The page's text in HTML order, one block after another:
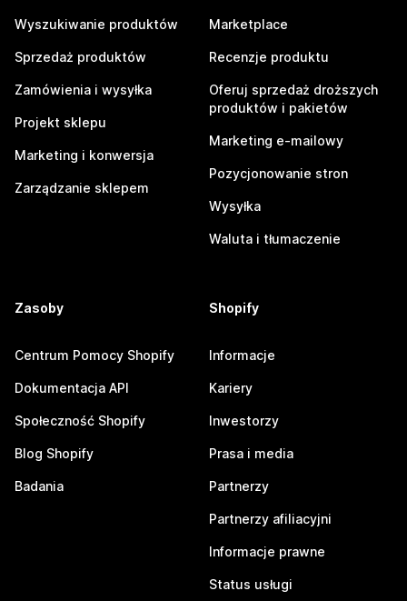
Wyszukiwanie produktów
Sprzedaż produktów
Zamówienia i wysyłka
Projekt sklepu
Marketing i konwersja
Zarządzanie sklepem
Marketplace
Recenzje produktu
Oferuj sprzedaż droższych
produktów i pakietów
Marketing e-mailowy
Pozycjonowanie stron
Wysyłka
Waluta i tłumaczenie
Zasoby
Centrum Pomocy Shopify
Dokumentacja API
Społeczność Shopify
Blog Shopify
Badania
Shopify
Informacje
Kariery
Inwestorzy
Prasa i media
Partnerzy
Partnerzy afiliacyjni
Informacje prawne
Status usługi